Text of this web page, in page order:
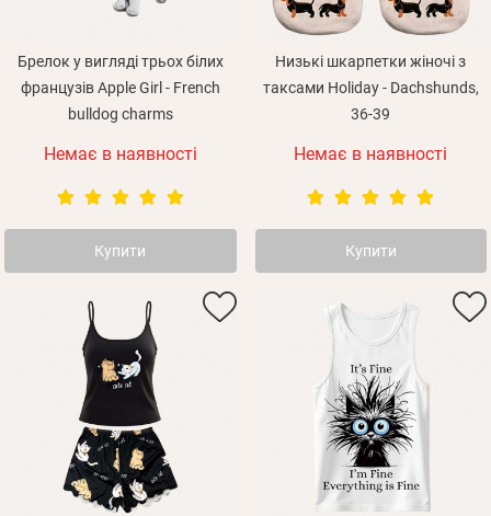
Брелок у вигляді трьох білих
французів Apple Girl - French
bulldog charms
Немає в наявності
Купити
Низькі шкарпетки жіночі з
таксами Holiday - Dachshunds,
36-39
Немає в наявності
Купити